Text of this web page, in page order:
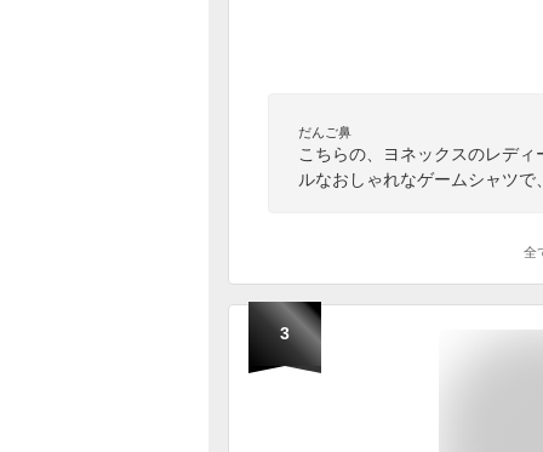
だんご鼻
こちらの、ヨネックスのレデ
ルなおしゃれなゲームシャツ
全
3